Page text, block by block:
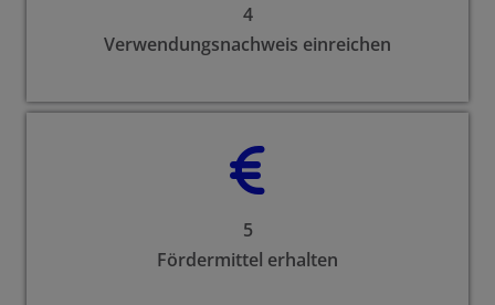
4
Verwendungsnachweis einreichen
5
Fördermittel erhalten